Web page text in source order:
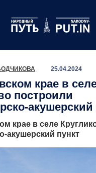
25.04.2024
крае в
построили
акушерский
крае в селе
акушерский пункт